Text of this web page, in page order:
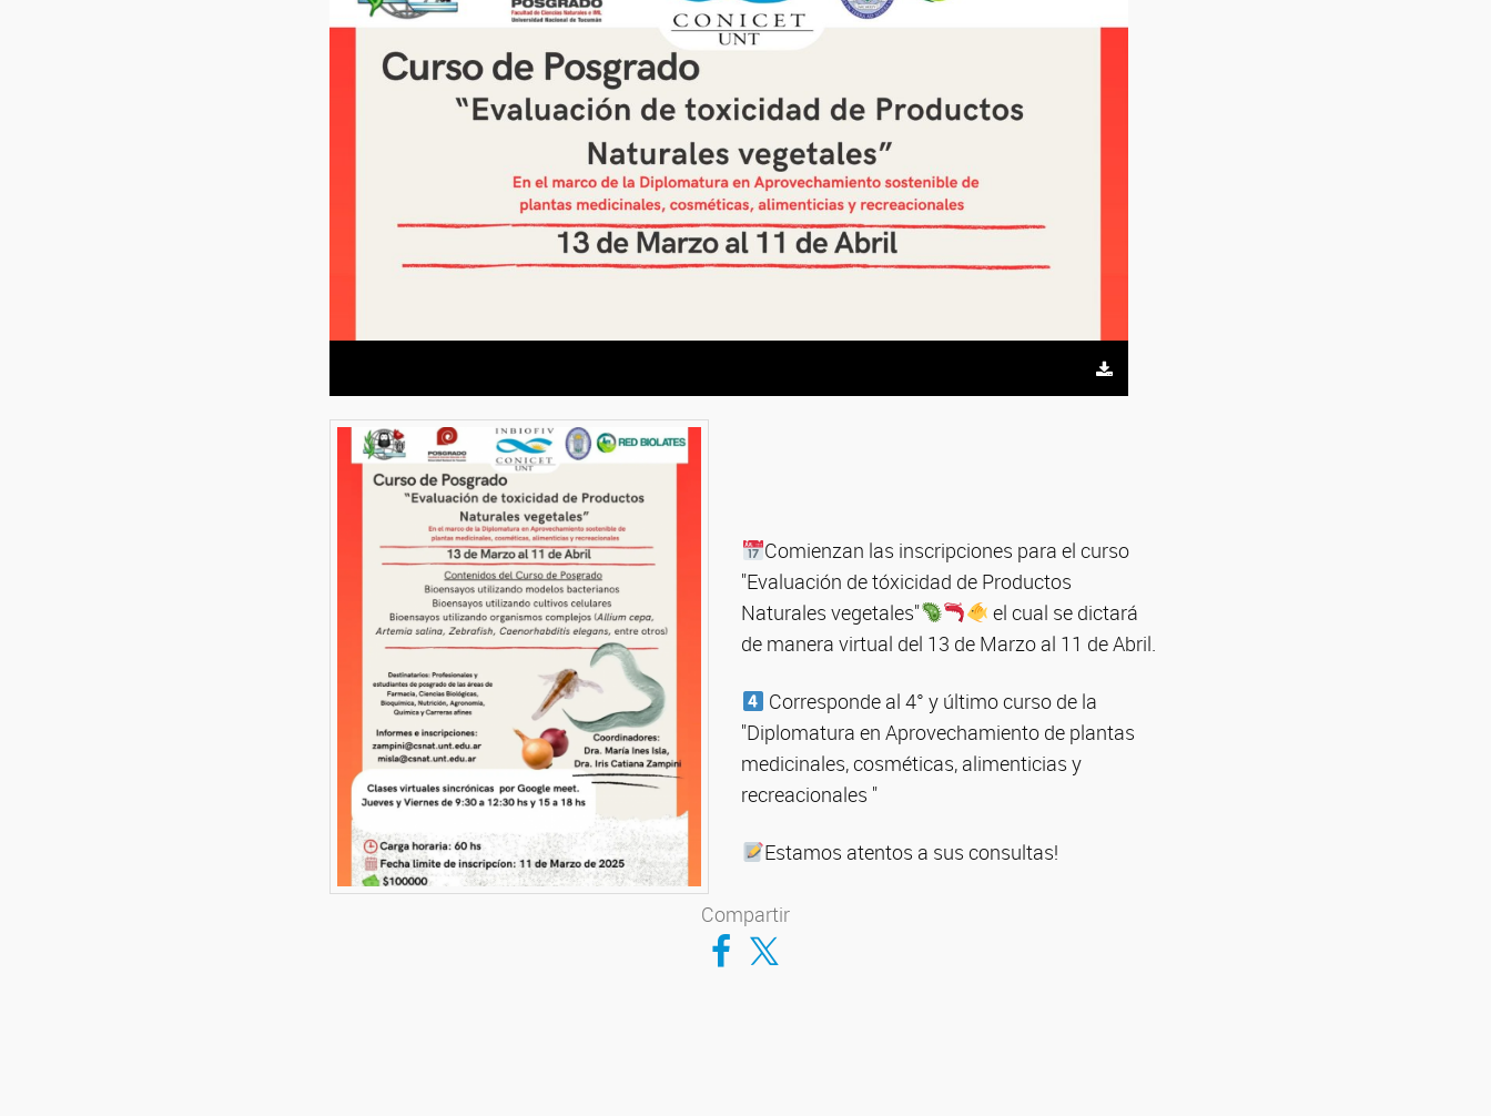
Comienzan las inscripciones para el curso
"Evaluación de tóxicidad de Productos
Naturales vegetales"
el cual se dictará
de manera virtual del 13 de Marzo al 11 de Abril.
Corresponde al 4° y último curso de la
"Diplomatura en Aprovechamiento de plantas
medicinales, cosméticas, alimenticias y
recreacionales "
Estamos atentos a sus consultas!
Compartir
Compartir en Facebook
Compartir en Twitter